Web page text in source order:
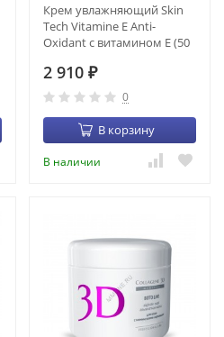
Крем увлажняющий Skin
Tech Vitamine E Anti-
Oxidant с витамином Е (50
2 910 ₽
0
В корзину
В наличии